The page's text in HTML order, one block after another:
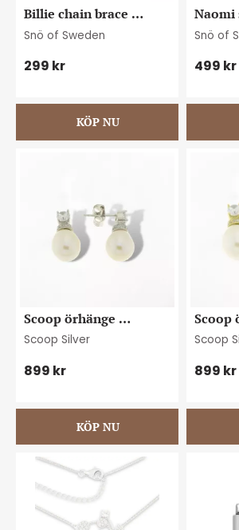
Billie chain brace
g/clear
Snö of Sweden
299 kr
Naomi
brace
Snö of
499 kr
Scoop örhänge
sötvattenpärla
Scoop Silver
899 kr
Scoop
Scoop
899 kr